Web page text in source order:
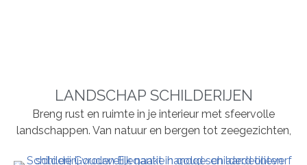
LANDSCHAP SCHILDERIJEN
Breng rust en ruimte in je interieur met sfeervolle
landschappen. Van natuur en bergen tot zeegezichten,